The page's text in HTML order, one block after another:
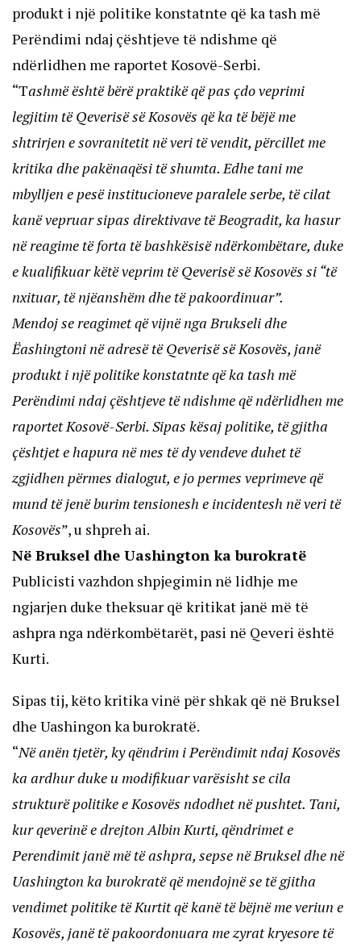
produkt i një politike konstatnte që ka tash më
Perëndimi ndaj çështjeve të ndishme që
ndërlidhen me raportet Kosovë-Serbi.
“Tashmë është bërë praktikë që pas çdo veprimi
legjitim të Qeverisë së Kosovës që ka të bëjë me
shtrirjen e sovranitetit në veri të vendit, përcillet me
kritika dhe pakënaqësi të shumta. Edhe tani me
mbylljen e pesë institucioneve paralele serbe, të cilat
kanë vepruar sipas direktivave të Beogradit, ka hasur
në reagime të forta të bashkësisë ndërkombëtare, duke
e kualifikuar këtë veprim të Qeverisë së Kosovës si “të
nxituar, të njëanshëm dhe të pakoordinuar”.
Mendoj se reagimet që vijnë nga Brukseli dhe
Ëashingtoni në adresë të Qeverisë së Kosovës, janë
produkt i një politike konstatnte që ka tash më
Perëndimi ndaj çështjeve të ndishme që ndërlidhen me
raportet Kosovë-Serbi. Sipas kësaj politike, të gjitha
çështjet e hapura në mes të dy vendeve duhet të
zgjidhen përmes dialogut, e jo permes veprimeve që
mund të jenë burim tensionesh e incidentesh në veri të
Kosovës”, u shpreh ai.
Në Bruksel dhe Uashington ka burokratë
Publicisti vazhdon shpjegimin në lidhje me
ngjarjen duke theksuar që kritikat janë më të
ashpra nga ndërkombëtarët, pasi në Qeveri është
Kurti.
Sipas tij, këto kritika vinë për shkak që në Bruksel
dhe Uashingon ka burokratë.
“Në anën tjetër, ky qëndrim i Perëndimit ndaj Kosovës
ka ardhur duke u modifikuar varësisht se cila
strukturë politike e Kosovës ndodhet në pushtet. Tani,
kur qeverinë e drejton Albin Kurti, qëndrimet e
Perendimit janë më të ashpra, sepse në Bruksel dhe në
Uashington ka burokratë që mendojnë se të gjitha
vendimet politike të Kurtit që kanë të bëjnë me veriun e
Kosovës, janë të pakoordonuara me zyrat kryesore të